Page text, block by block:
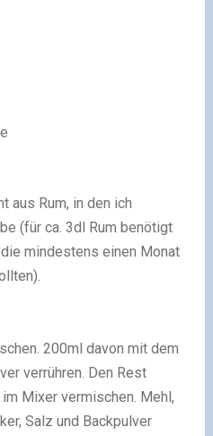
aus Rum, in den ich
(für ca. 3dl Rum benötigt
mindestens einen Monat
200ml davon mit dem
verrühren. Den Rest
Mixer vermischen. Mehl,
Salz und Backpulver